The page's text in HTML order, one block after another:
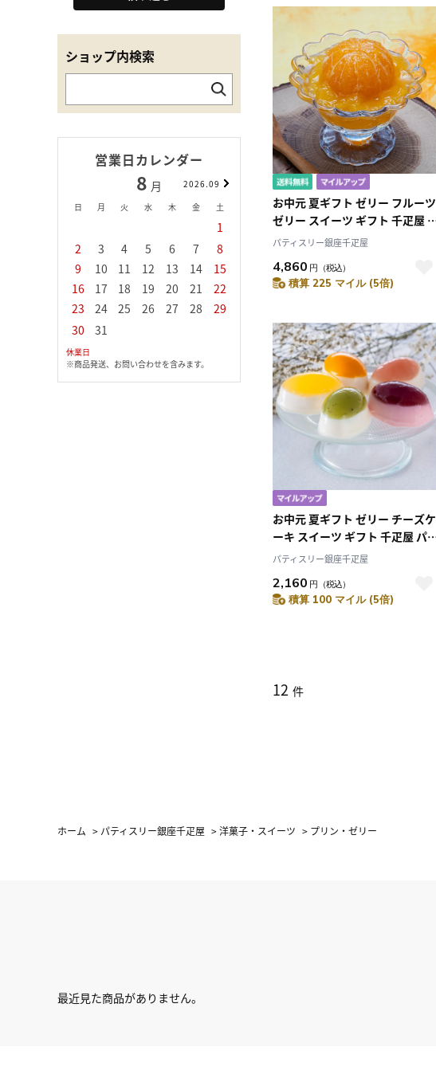
ショップ内検索
営業日カレンダー
8 月
2026.09
日
月 火 水 木 金 土
1
2
3 4 5 6 7
8
9
10 11 12 13 14
15
16
17 18 19 20 21
22
23
24 25 26 27 28
29
30
31
9月
2026.10
月 火 水 木 金 土
3 4
5
7 8 9 10
14 15 16
21 22 23 24 25
休業日
※商品発送、お問い合わせを含みます。
お中元 夏ギフト ゼリー フルーツ
ゼリー スイーツ ギフト 千疋屋
ティスリー銀座千疋屋 まるごと
パティスリー銀座千疋屋
4,860 円 （税込）
積算 225 マイル (5倍)
お中元 夏ギフト ゼリー チーズケ
ーキ スイーツ ギフト 千疋屋 パ
ィスリー銀座千疋屋 銀座フルー
パティスリー銀座千疋屋
2,160 円 （税込）
積算 100 マイル (5倍)
12 件
ホーム > パティスリー銀座千疋屋 >洋菓子・スイーツ > プリン・ゼリー
最近見た商品がありません。